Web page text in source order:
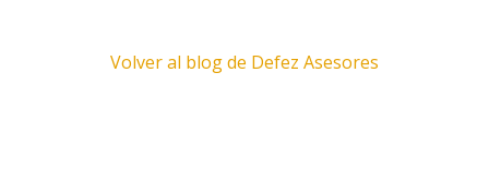
Volver al blog de Defez Asesores